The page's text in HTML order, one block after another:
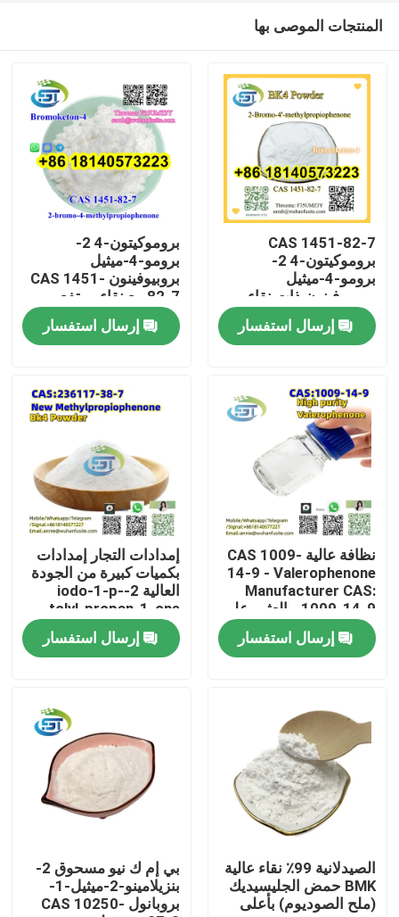
بيت
منتجات
معلومات عنا
جولة في المعمل
رقابة جودة
اطلب اقتباس
BMK الكيميائية
مادة BDO الكيميائية
المنتجات الموصى بها
CAS 1451-82-7
بروموكيتون-4 2-
برومو-4-ميثيل
بروبيوفينون ذات نقاء
مرتفع
إرسال استفسار
بروموكيتون-4 2-
برومو-4-ميثيل
بروبيوفينون CAS 1451-
82-7 مع نقاء مرتفع
إرسال استفسار
نظافة عالية CAS 1009-
14-9 - Valerophenone
Manufacturer CAS:
1009-14-9 - العثور على
أسعار تنافسية
إرسال استفسار
إمدادات التجار إمدادات
بكميات كبيرة من الجودة
العالية 2-iodo-1-p-
tolyl-propan-1-one
مسحوق cas 236117-
38-7 أسعار أقل إرسال استفسار
الصيدلانية 99٪ نقاء عالية
BMK حمض الجليسيديك
(ملح الصوديوم) بأعلى
بي إم ك نيو مسحوق 2-
بنزيلامينو-2-ميثيل-1-
بروبانول CAS 10250-